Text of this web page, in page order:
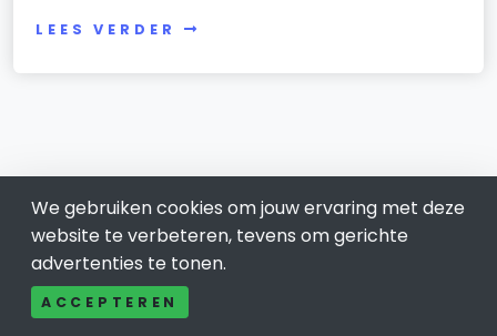
LEES VERDER
Dordrecht 078
We gebruiken cookies om jouw ervaring met deze
website te verbeteren, tevens om gerichte
advertenties te tonen.
ACCEPTEREN